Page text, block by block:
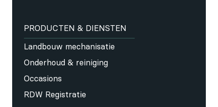
PRODUCTEN & DIENSTEN
Landbouw mechanisatie
Onderhoud & reiniging
Occasions
RDW Registratie